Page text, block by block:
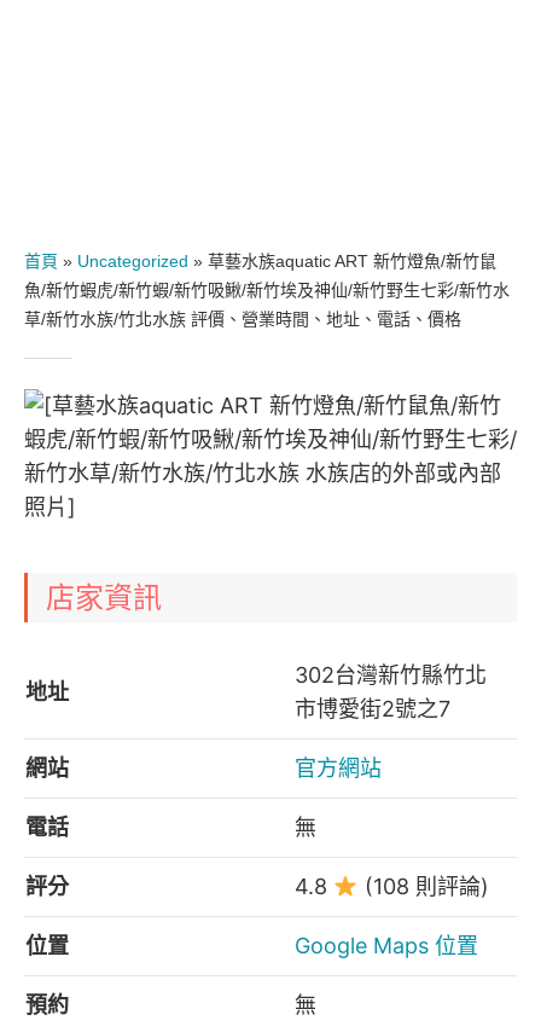
首頁 » Uncategorized » 草藝水族aquatic ART 新竹燈魚/新竹鼠
魚/新竹蝦虎/新竹蝦/新竹吸鰍/新竹埃及神仙/新竹野生七彩/新竹水
草/新竹水族/竹北水族 評價、營業時間、地址、電話、價格
店家資訊
地址
302台灣新竹縣竹北
市博愛街2號之7
網站 官方網站
電話 無
評分 4.8 (108 則評論)
位置 Google Maps 位置
預約 無